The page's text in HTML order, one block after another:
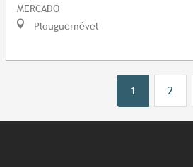
MERCADO
Plouguernével
1 2